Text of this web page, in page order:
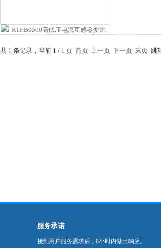
共 1 条记录，当前 1 / 1 页 首页 上一页 下一页 末页 跳
服务承诺
接到用户服务需求后，8小时内做出响应。